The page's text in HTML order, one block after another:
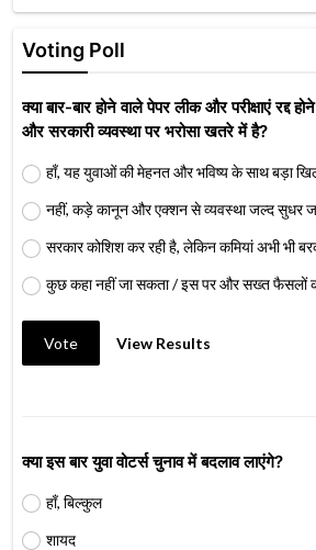
Voting Poll
क्या बार-बार होने वाले पेपर लीक और परीक्षाएं रद्द
और सरकारी व्यवस्था पर भरोसा खतरे में है?
हाँ, यह युवाओं की मेहनत और भविष्य के साथ बड़ा
नहीं, कड़े कानून और एक्शन से व्यवस्था जल्द सुधर
सरकार कोशिश कर रही है, लेकिन कमियां अभी भी
कुछ कहा नहीं जा सकता / इस पर और सख्त फैसलों
Vote View Results
क्या इस बार युवा वोटर्स चुनाव में बदलाव लाएंगे?
हाँ, बिल्कुल
शायद